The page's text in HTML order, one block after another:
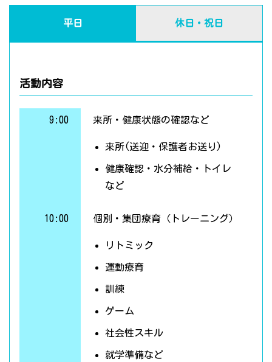
平日 休日・祝日
活動内容
9:00 来所・健康状態の確認など
来所(送迎・保護者お送り)
健康確認・水分補給・トイレ
など
10:00 個別・集団療育（トレーニング）
リトミック
運動療育
訓練
ゲーム
社会性スキル
就学準備など